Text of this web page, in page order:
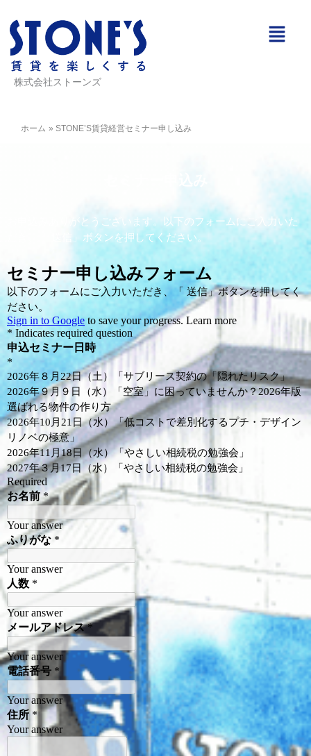
株式会社ストーンズ
メ
ニ
ホーム STONE’S賃貸経営セミナー申し込み
セミナー申込み
お申込みありがとうございます。以下のフォームにご入力いた
だき、「 送信」ボタンを押してください。